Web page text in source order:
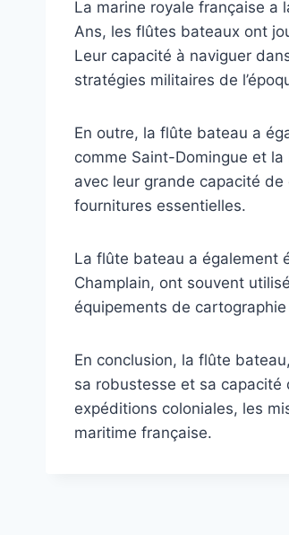
La marine royale française a
Ans, les flûtes bateaux ont
Leur capacité à naviguer
stratégies militaires de
En outre, la flûte bateau a
comme Saint-Domingue et
avec leur grande capacité
fournitures essentielles.
La flûte bateau a également
Champlain, ont souvent
équipements de
En conclusion, la flûte
sa robustesse et sa
expéditions coloniales, les
maritime française.